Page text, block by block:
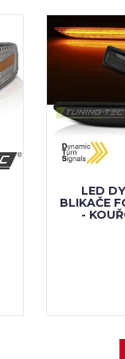
LED
BLIKAČE
-